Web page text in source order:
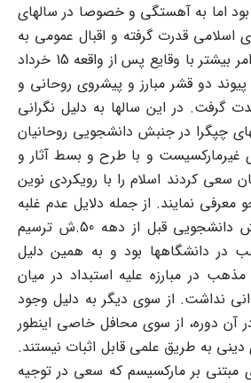
اما به آهستگی و خصوصا در سالهای
50 گروه‏های اسلامی قدرت گرفته و اقبال عمومی به
آنها فزونی گرفت. این امر بیشتر با وقایع پس از واقعه 15 خرداد
دو قشر مبارز و پیشروی روحانی و
گرفت. در این سالها به دلیل نگرانی
چپگرا در جنبش دانشجویی روحانیان
غیرمارکسیست و با طرح و بسط آثار و
سعی کردند اسلام را با رویکردی نوین
نمایند. از جمله دلایل عدم غلبه
صبغه مذهبی بر جنبش دانشجویی قبل از دهه 50.ش ترسیم
در دانشگاه‏ها بود و به همین دلیل
در مبارزه علیه استبداد در میان
نداشت. از سوی دیگر به دلیل وجود
جو تقابل ایدئولوژیک در آن دوره، از سوی محافل خاصی این‎طور
دینی به طریق علمی قابل اثبات نیستند.
مبتنی بر مارکسیسم که سعی در توجیه